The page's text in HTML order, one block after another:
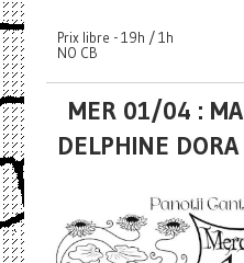
Prix libre - 19h / 1h
NO CB
MER 01/04 :
DELPHINE